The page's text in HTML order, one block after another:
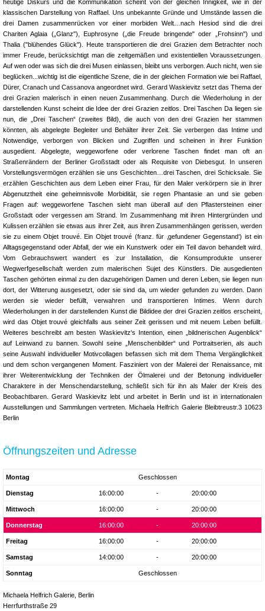
heutige Diskurs und die Kommunikation scheint von der gleichen Innigkeit, wie in der
klassischen Darstellung von Raffael. Uns unbekannte Gründe und Umstände lassen die
drei Damen zusammenrücken vor einer morbiden Welt…nach Hesiod sind die drei
Chariten Aglaia („Glanz"), Euphrosyne („die Freude bringende" oder „Frohsinn") und
Thalia ("blühendes Glück"). Heute transportieren die drei Grazien dem Betrachter noch
immer Freude, berücksichtigt man die zeitgemäßen und existentiellen Voraussetzungen.
Auf wen oder was sich die drei Musen einlassen, bleibt uns verborgen. Auch nicht, wen sie
beglücken...wichtig ist die eigentliche Szene, die in der gleichen Formation wie bei Raffael,
Dürer, Cranach und Cassanova angeordnet wird. Gerard Waskievitz setzt das Thema der
drei Grazien malerisch in einen neuen Zusammenhang. Durch die Wiederholung in der
darstellenden Kunst scheint die Idee der drei Grazien zeitlos. Drei Taschen Da liegen sie
nun, die „Drei Taschen“ (zweites Bild), die auch von den drei Grazien her stammen
könnten, als abgelegte Begleiter und Behälter ihrer Zeit. Sie verbergen das Intime und
Notwendige, verborgen von Blicken und Zugriffen und scheinen in ihrer Funktion
ausgedient. Abgelegte, weggeworfene oder verlorene Taschen findet man oft an
Straßenrändern der Berliner Großstadt oder als Requisite von Diebesgut. In unseren
Vorstellungsvermögen erzählen sie uns Geschichten…drei Taschen, drei Schicksale. Sie
erzählen Geschichten aus dem Leben einer Frau, für den Maler verkörpern sie in ihrer
Abgenutztheit eine geheimnisvolle Morbidität, sie regen Phantasie an und sie geben
Fragen auf: weggeworfene Taschen sieht man überall auf den Pflastersteinen einer
Großstadt oder vergessen am Strand. Im Zusammenhang mit ihren Hintergründen und
Kulissen erzählen sie etwas aus ihrer Zeit, aus ihren Zusammenhängen gerissen, werden
sie zu einem Objet trouvé. Ein Objet trouvé (franz. für ‚gefundener Gegenstand‘) ist ein
Alltagsgegenstand oder Abfall, der wie ein Kunstwerk oder ein Teil davon behandelt wird.
Vom Gebrauchswert wandert es zur Installation, die Konsumprodukte unserer
Wegwerfgesellschaft werden zum malerischen Sujet des Künstlers. Die ausgedienten
Taschen gehörten einmal zu den dazugehörigen Damen und deren Leben, sie liegen nun
dort, der Witterung ausgesetzt, oder sie sind da, um wieder gefunden zu werden. Dann
werden sie wieder befüllt, verwahren und transportieren Intimes. Wenn durch
Wiederholungen in der darstellenden Kunst die Bildidee der drei Grazien zeitlos erscheint,
wird das Objet trouvé gleichfalls aus seiner Zeit gerissen und mit neuem Leben befüllt.
Weiteres beschreibt am besten Waskievitz's Intention, einen „bildnerischen Augenblick“
auf Leinwand zu bannen. Sowohl seine „Menschenbilder“ und Portraitserien, als auch
seine Auswahl individueller Motivcollagen befassen sich mit dem Thema Vergänglichkeit
und dem schon vergangenen Moment. Fasziniert von der Malerei der Renaissance, mit
ihrer Weiterentwicklung der Techniken der Ölmalerei und der Betonung individueller
Charaktere in der Menschendarstellung, schließt sich für ihn als Maler der Kreis des
Beobachtbaren. Gerard Waskievitz lebt und arbeitet in Berlin und ist in internationalen
Ausstellungen und Sammlungen vertreten. Michaela Helfrich Galerie Bleibtreustr.3 10623
Berlin
Öffnungszeiten und Adresse
Montag Geschlossen
Dienstag 16:00:00 - 20:00:00
Mittwoch 16:00:00 - 20:00:00
Donnerstag 16:00:00 - 20:00:00
Freitag 16:00:00 - 20:00:00
Samstag 14:00:00 - 20:00:00
Sonntag Geschlossen
Michaela Helfrich Galerie, Berlin
Herrfurthstraße 29